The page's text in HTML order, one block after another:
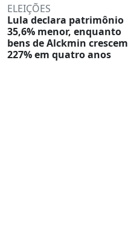
ELEIÇÕES
Lula declara patrimônio
35,6% menor, enquanto
bens de Alckmin crescem
227% em quatro anos